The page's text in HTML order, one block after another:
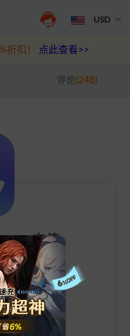
充值
USD
神等热门游戏充值折扣最高
折扣！ 点此查看>>
评论(248)
充值
值